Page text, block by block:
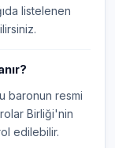
listelenen
baronun resmi
Birliği'nin
edilebilir.